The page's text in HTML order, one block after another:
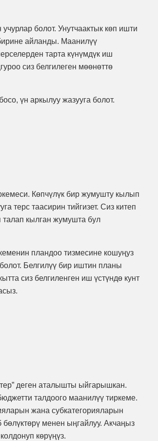
болот. Унутчаактык көп ишти
айланды. Маанилүү
тарта күнүмдүк иш
сиз белгилеген мөөнөттө
үн аркылуу жазууга болот.
Көпчүлүк бир жумушту кылып
терс таасирин тийгизет. Сиз китеп
талап кылган жумушта бул
пландоо тизмесине кошуңуз
Белгилүү бир иштин планы
сиз белгиленген иш үстүндө кунт
деген аталышты ыйгарышкан.
талдоого маанилүү тиркеме.
жана субкатегорияларын
менен ыңгайлуу. Акчаңыз
көрүңүз.